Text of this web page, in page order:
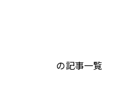
の記事一覧